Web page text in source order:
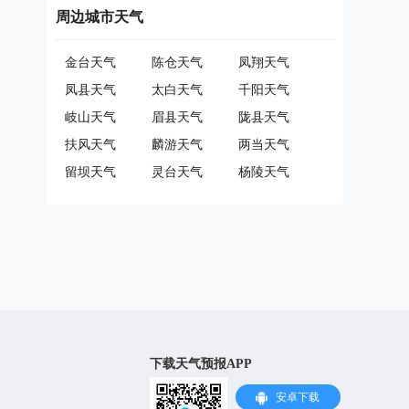
周边城市天气
金台天气 陈仓天气
凤翔天气
凤县天气
太白天气
千阳天气
岐山天气
眉县天气
陇县天气
扶风天气
麟游天气
两当天气
留坝天气
灵台天气 杨陵天气
下载天气预报APP
安卓下载